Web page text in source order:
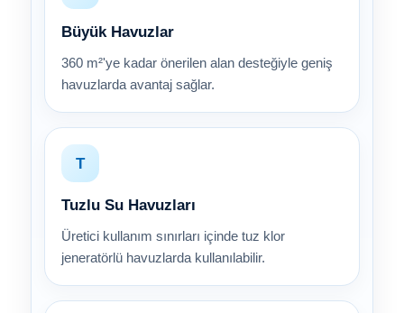
Büyük Havuzlar
360 m²'ye kadar önerilen alan desteğiyle geniş
havuzlarda avantaj sağlar.
T
Tuzlu Su Havuzları
Üretici kullanım sınırları içinde tuz klor
jeneratörlü havuzlarda kullanılabilir.